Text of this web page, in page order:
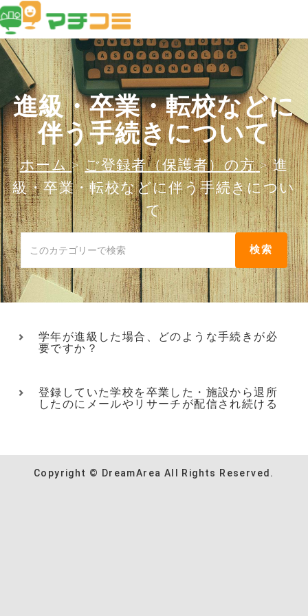
進級・卒業・転校などに
伴う手続きについて
ホーム > ご登録者（保護者）の方 > 進
級・卒業・転校などに伴う手続きについ
て
学年が進級した場合、どのような手続きが必
要ですか？
登録していた学校を卒業した・施設から退所
したのにメールやリサーチが配信され続ける
Copyright © DreamArea All Rights Reserved.